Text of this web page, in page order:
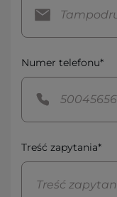
Numer telefonu*
Treść zapytania*